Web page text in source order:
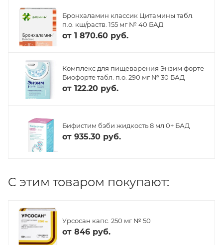
Бронхаламин классик Цитамины табл.
п.о. кш/раств. 155 мг № 40 БАД
от 1 870.60 руб.
Комплекс для пищеварения Энзим форте
Биофорте табл. п.о. 290 мг № 30 БАД
от 122.20 руб.
Бифистим бэби жидкость 8 мл 0+ БАД
от 935.30 руб.
C этим товаром покупают:
Урсосан капс. 250 мг № 50
от 846 руб.